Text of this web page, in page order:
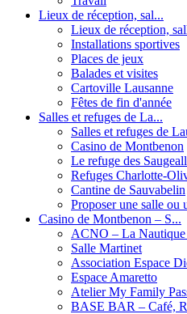
Lieux de réception, sal...
Lieux de réception,
Installations sportives
Places de jeux
Balades et visites
Cartoville Lausanne
Fêtes de fin d'année
Salles et refuges de La...
Salles et refuges de
Casino de Montbenon
Le refuge des
Refuges Charlotte-
Cantine de Sauvabelin
Proposer une salle ou
Casino de Montbenon – S...
ACNO – La
Salle Martinet
Association Espace
Espace Amaretto
Atelier My Family
BASE BAR – Café,